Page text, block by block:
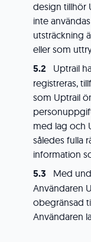
design tillhör
inte
utsträckning
eller som
Uptrail
registreras,
som Uptrail
med lag och
således fulla
information
Med
Användaren
obegränsad
Användaren